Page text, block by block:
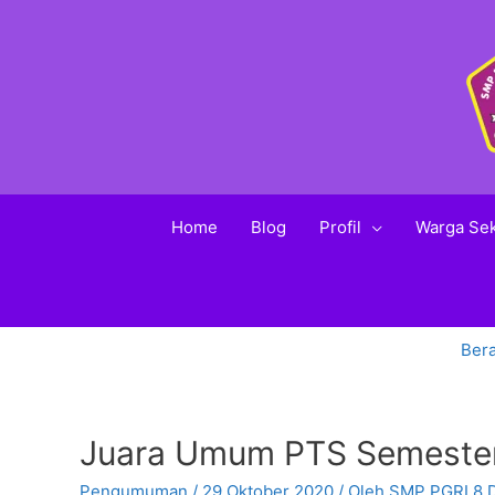
Home Blog Profil Warga
Juara Umum PTS